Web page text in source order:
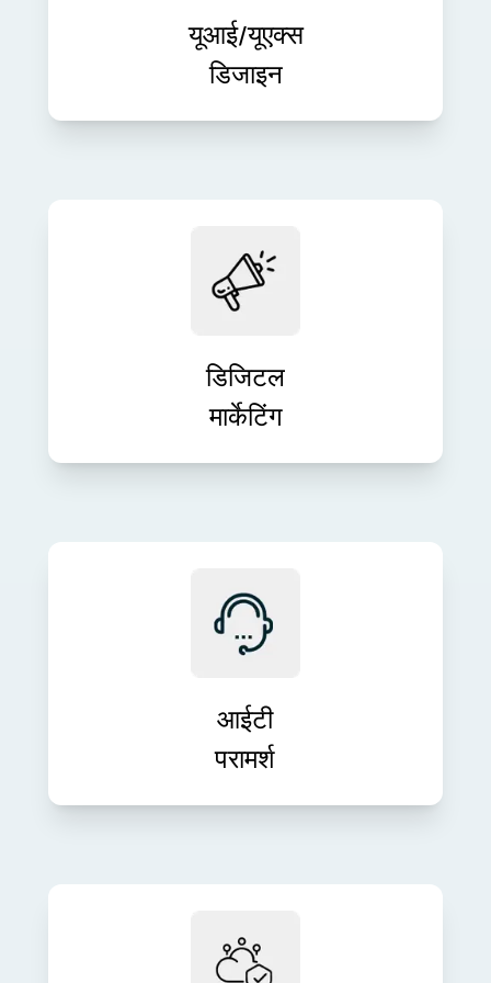
यूआई/यूएक्स
डिजाइन
जो बातचीत और संतुष्टि को बढ़ाते हैं।
डिजिटल
मार्केटिंग
स्मार्ट डिजिटल रणनीतियों के साथ अपने ब्रांड
की दृश्यता बढ़ाएँ और लीड उत्पन्न करें। SEO
परिणाम प्रदान करते हैं।
आईटी
परामर्श
अपने व्यावसायिक लक्ष्यों के साथ तकनीक को
संरेखित करने के लिए विशेषज्ञ आईटी मार्गदर्शन
और दीर्घकालिक विकास को बढ़ावा देती हैं।
आत्मविश्वास के साथ क्लाउड इन्फ्रास्ट्रक्चर